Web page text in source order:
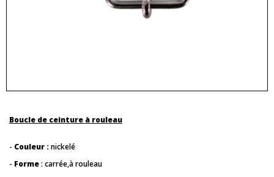
Boucle de ceinture à rouleau
- Couleur :nickelé
- Forme: carrée,à rouleau